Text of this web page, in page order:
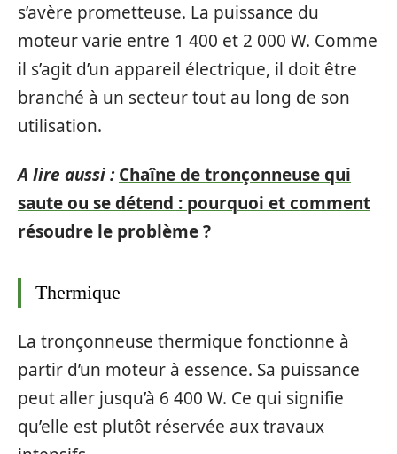
s’avère prometteuse. La puissance du
moteur varie entre 1 400 et 2 000 W. Comme
il s’agit d’un appareil électrique, il doit être
branché à un secteur tout au long de son
utilisation.
A lire aussi : Chaîne de tronçonneuse qui
saute ou se détend : pourquoi et comment
résoudre le problème ?
Thermique
La tronçonneuse thermique fonctionne à
partir d’un moteur à essence. Sa puissance
peut aller jusqu’à 6 400 W. Ce qui signifie
qu’elle est plutôt réservée aux travaux